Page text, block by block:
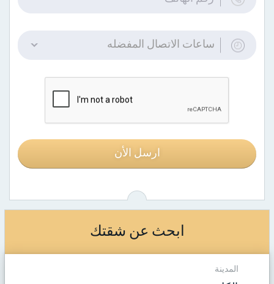
ساعات الاتصال المفضله
ارسل الأن
ابحث عن شقتك
المدينة